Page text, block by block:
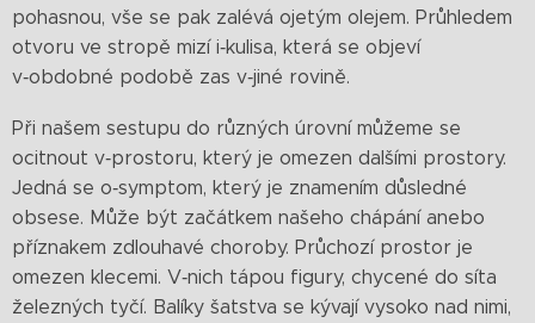
pohasnou, vše se pak zalévá ojetým olejem. Průhledem
otvoru ve stropě mizí i‑kulisa, která se objeví
v‑obdobné podobě zas v‑jiné rovině.
Při našem sestupu do různých úrovní můžeme se
ocitnout v‑prostoru, který je omezen dalšími prostory.
Jedná se o‑symptom, který je znamením důsledné
obsese. Může být začátkem našeho chápání anebo
příznakem zdlouhavé choroby. Průchozí prostor je
omezen klecemi. V‑nich tápou figury, chycené do síta
železných tyčí. Balíky šatstva se kývají vysoko nad nimi,